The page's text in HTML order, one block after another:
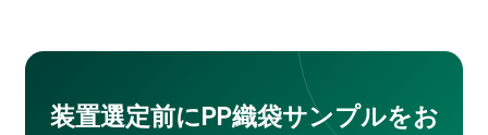
装置選定前にPP織袋サンプルをお